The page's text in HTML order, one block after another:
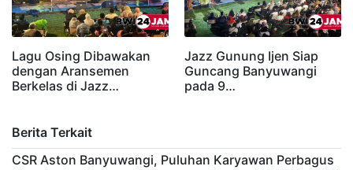
Lagu Osing Dibawakan
dengan Aransemen
Berkelas di Jazz…
Jazz Gunung Ijen Siap
Guncang Banyuwangi
pada 9…
Berita Terkait
CSR Aston Banyuwangi, Puluhan Karyawan Perbagus